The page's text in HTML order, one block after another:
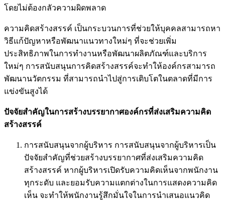
โดยไม่ต้องกลัวความผิดพลาด
ความคิดสร้างสรรค์ เป็นกระบวนการที่ช่วยให้บุคคลสามารถหา
วิธีแก้ปัญหาหรือพัฒนาแนวทางใหม่ๆ ที่จะช่วยเพิ่ม
ประสิทธิภาพในการทำงานหรือพัฒนาผลิตภัณฑ์และบริการ
ใหม่ๆ การสนับสนุนการคิดสร้างสรรค์จะทำให้องค์กรสามารถ
พัฒนานวัตกรรม ที่สามารถนำไปสู่การเติบโตในตลาดที่มีการ
แข่งขันสูงได้
ปัจจัยสำคัญในการสร้างบรรยากาศองค์กรที่ส่งเสริมความคิด
สร้างสรรค์
การสนับสนุนจากผู้บริหาร การสนับสนุนจากผู้บริหารเป็น
ปัจจัยสำคัญที่ช่วยสร้างบรรยากาศที่ส่งเสริมความคิด
สร้างสรรค์ หากผู้บริหารเปิดรับความคิดเห็นจากพนักงาน
ทุกระดับ และยอมรับความแตกต่างในการแสดงความคิด
เห็น จะทำให้พนักงานรู้สึกมั่นใจในการนำเสนอแนวคิด